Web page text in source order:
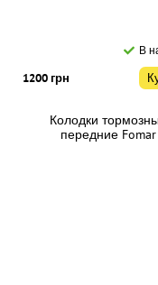
В
1200 грн
Колодки
передние Fomar